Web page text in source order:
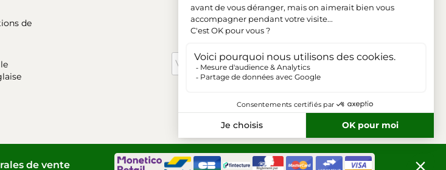
de
de vente